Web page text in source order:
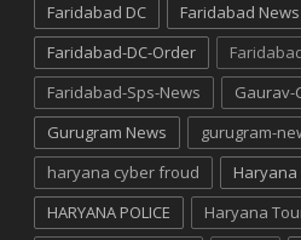
Faridabad DC
Faridabad News
Faridabad-DC-Order
Faridabad-Sps-News
Gaurav-
Gurugram News
gurugram-
haryana cyber froud
Haryana
HARYANA POLICE
Haryana